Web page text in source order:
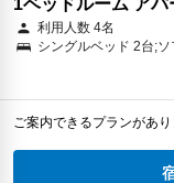
利用人数 4名
シングルベッド 2台;
ご案内できるプランがあ